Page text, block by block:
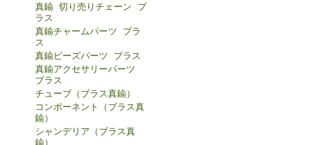
真鍮 切り売りチェーン ブ
ラス
真鍮チャームパーツ ブラ
ス
真鍮ビーズパーツ ブラス
真鍮アクセサリーパーツ
ブラス
チューブ（ブラス真鍮）
コンポーネント（ブラス真
鍮）
シャンデリア（ブラス真
鍮）